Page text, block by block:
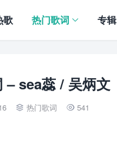
歌 热门歌词 专辑
– sea蕊 / 吴炳文
 热门歌词  541